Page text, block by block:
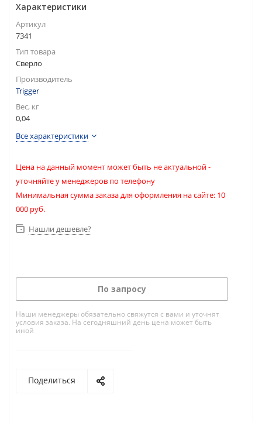
Характеристики
Артикул
7341
Тип товара
Сверло
Производитель
Trigger
Вес, кг
0,04
Все характеристики
Цена на данный момент может быть не актуальной -
уточняйте у менеджеров по телефону
Минимальная сумма заказа для оформления на сайте: 10
000 руб.
Нашли дешевле?
По запросу
Наши менеджеры обязательно свяжутся с вами и уточнят
условия заказа. На сегодняшний день цена может быть
иной
Поделиться